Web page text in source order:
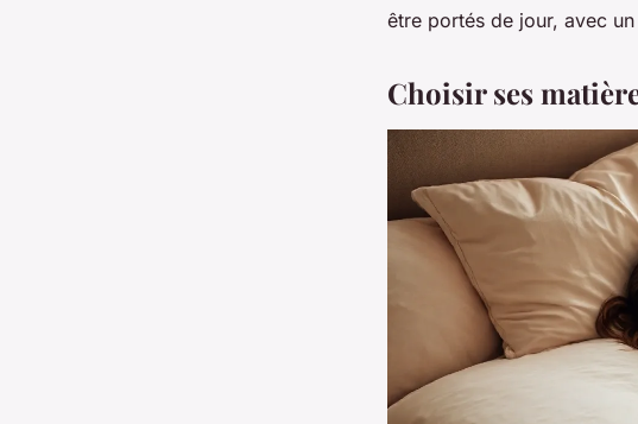
être portés de jour, avec
Choisir ses